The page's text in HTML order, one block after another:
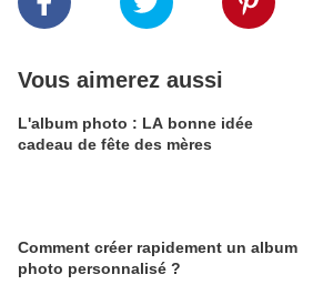
Vous aimerez aussi
L'album photo : LA bonne idée
cadeau de fête des mères
Comment créer rapidement un album
photo personnalisé ?